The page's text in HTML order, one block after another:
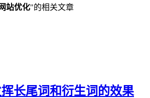
网站优化"的相关文章
长尾词和衍生词的效果